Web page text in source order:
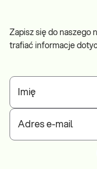
Zapisz się do naszego
trafiać informacje
Imię
Adres e-mail